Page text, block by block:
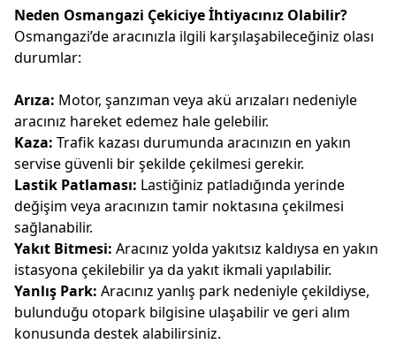
Neden Osmangazi Çekiciye İhtiyacınız Olabilir?
Osmangazi’de aracınızla ilgili karşılaşabileceğiniz olası
durumlar:
Arıza: Motor, şanzıman veya akü arızaları nedeniyle
aracınız hareket edemez hale gelebilir.
Kaza: Trafik kazası durumunda aracınızın en yakın
servise güvenli bir şekilde çekilmesi gerekir.
Lastik Patlaması: Lastiğiniz patladığında yerinde
değişim veya aracınızın tamir noktasına çekilmesi
sağlanabilir.
Yakıt Bitmesi: Aracınız yolda yakıtsız kaldıysa en yakın
istasyona çekilebilir ya da yakıt ikmali yapılabilir.
Yanlış Park: Aracınız yanlış park nedeniyle çekildiyse,
bulunduğu otopark bilgisine ulaşabilir ve geri alım
konusunda destek alabilirsiniz.